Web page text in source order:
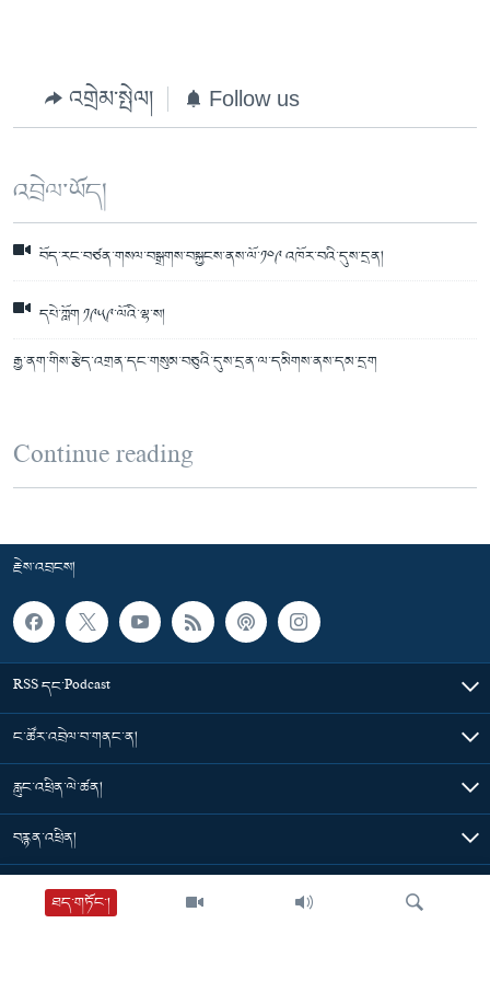
ཐད་གཏོང་།
འགྲེམ་སྤེལ། Follow us
འབྲེལ་ཡོད།
བོད་རང་བཙན་གསལ་བསྒྲགས་བསྐྱངས་ནས་ལོ་༡༠༩ འཁོར་བའི་དུས་དྲན།
དཔེ་ཀློག ༡༩༥༩་ལོའི་ལྷ་ས།
རྒྱ་ནག་གིས་རྩེད་འགྲན་དང་གསུམ་བཅུའི་དུས་དྲན་ལ་དམིགས་ནས་དམ་དྲག
Continue reading
རྗེས་འབྲངས།
RSS དང་Podcast
ང་ཚོར་འབྲེལ་བ་གནང་ན།
རླུང་འཕྲིན་ལེ་ཚན།
བརྙན་འཕྲིན།
གསར་འགྱུར་ཁག